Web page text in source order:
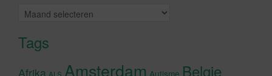
Archieven
Tags
Afrika Amsterdam Autisme Belgie